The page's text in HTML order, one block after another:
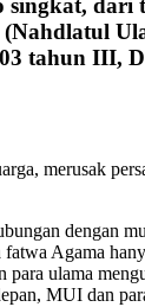
singkat, dari
tahun III,
merusak
dengan
Agama
ulama
MUI dan